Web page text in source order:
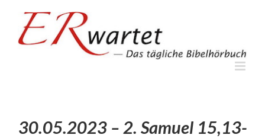
springen
30.05.2023 – 2. Samuel 15,13-